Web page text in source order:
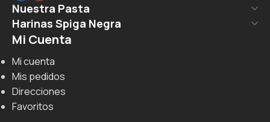
Nuestra Pasta
Harinas Spiga Negra
Mi Cuenta
Mi cuenta
Mis pedidos
Direcciones
Favoritos